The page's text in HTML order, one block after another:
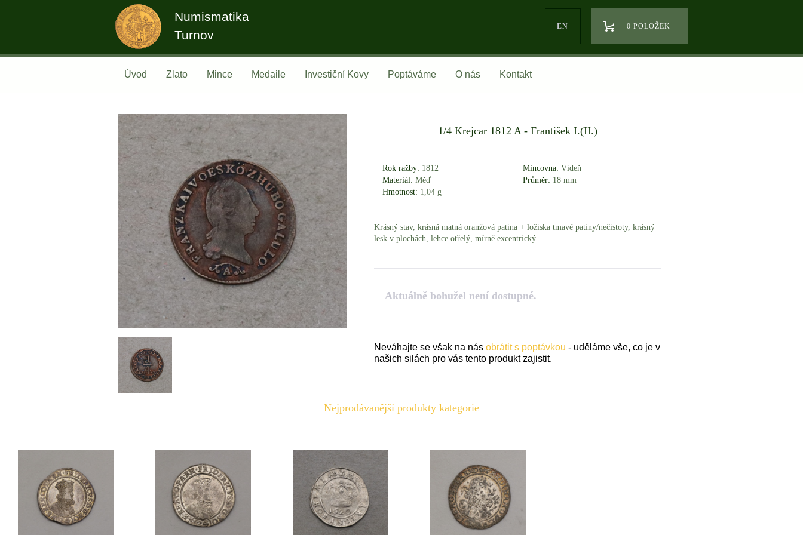
Numismatika
Turnov
EN 0 POLOŽEK
Úvod Zlato Mince Medaile Investiční Kovy Poptáváme O nás Kontakt
1/4 Krejcar 1812 A - František I.(II.)
Rok ražby: 1812 Mincovna: Vídeň
Materiál: Měď Průměr: 18 mm
Hmotnost: 1,04 g
Krásný stav, krásná matná oranžová patina + ložiska tmavé patiny/nečistoty, krásný
lesk v plochách, lehce otřelý, mírně excentrický.
Aktuálně bohužel není dostupné.
Neváhajte se však na nás obrátit s poptávkou - uděláme vše, co je v
našich silách pro vás tento produkt zajistit.
Nejprodávanější produkty kategorie